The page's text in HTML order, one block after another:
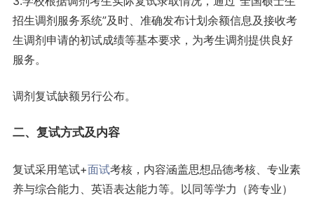
招生调剂服务系统”及时、准确发布计划余额信息及接收考
生调剂申请的初试成绩等基本要求，为考生调剂提供良好
服务。
调剂复试缺额另行公布。
二、复试方式及内容
复试采用笔试+面试考核，内容涵盖思想品德考核、专业素
养与综合能力、英语表达能力等。以同等学力（跨专业）